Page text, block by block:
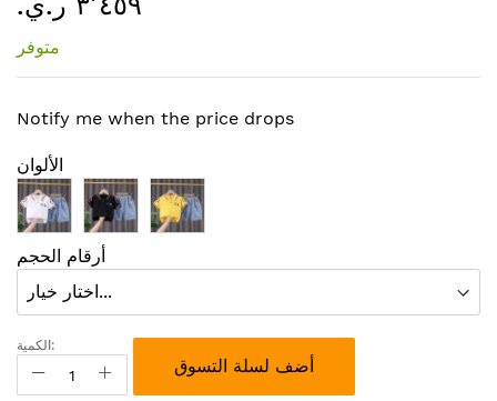
إلى
معرض
الصور
متوفر
Notify me when the price drops
الألوان
أرقام الحجم
الكمية:
أضف لسلة التسوق